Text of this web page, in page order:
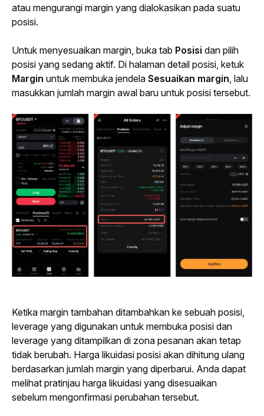
atau mengurangi margin yang dialokasikan pada suatu
posisi.
Untuk menyesuaikan margin, buka tab Posisi dan pilih
Margin untuk membuka jendela Sesuaikan margin , lalu
masukkan jumlah margin awal baru untuk posisi tersebut.
leverage
leverage yang ditampilkan di zona pesanan akan tetap
tidak berubah. Harga likuidasi posisi akan dihitung ulang
berdasarkan jumlah margin yang diperbarui. Anda dapat
melihat pratinjau harga likuidasi yang disesuaikan
sebelum mengonfirmasi perubahan tersebut.